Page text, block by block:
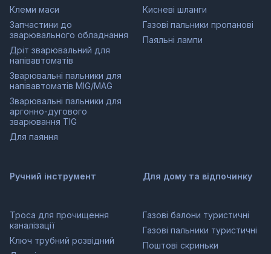
Клеми маси
Запчастини до
зварювального обладнання
Дріт зварювальний для
напівавтоматів
Зварювальні пальники для
напівавтоматів MIG/MAG
Зварювальні пальники для
аргонно-дугового
зварювання TIG
Для паяння
Кисневі шланги
Газові пальники пропанові
Паяльні лампи
Ручний інструмент
Троса для прочищення
каналізації
Ключ трубний розвідний
Для дому та відпочинку
Газові балони туристичні
Газові пальники туристичні
Поштові скриньки